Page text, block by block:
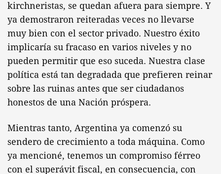
kirchneristas, se quedan afuera para siempre. Y
ya demostraron reiteradas veces no llevarse
muy bien con el sector privado. Nuestro éxito
implicaría su fracaso en varios niveles y no
pueden permitir que eso suceda. Nuestra clase
política está tan degradada que prefieren reinar
sobre las ruinas antes que ser ciudadanos
honestos de una Nación próspera.
Mientras tanto, Argentina ya comenzó su
sendero de crecimiento a toda máquina. Como
ya mencioné, tenemos un compromiso férreo
con el superávit fiscal, en consecuencia, con